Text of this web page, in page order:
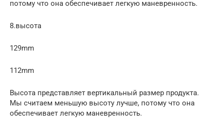
потому что она обеспечивает легкую маневренность.
8.высота
129mm
112mm
Высота представляет вертикальный размер продукта.
Мы считаем меньшую высоту лучше, потому что она
обеспечивает легкую маневренность.